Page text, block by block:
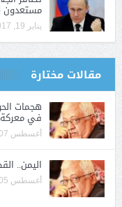
مستعدون
يناير 19, 2017
مقالات مختارة
هجمات
في معركة
أغسطس 07, 2026
اليمن..
أغسطس 05, 2026